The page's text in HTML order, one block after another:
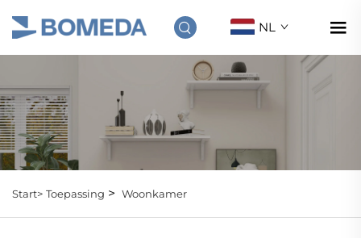
NL
Start> Toepassing > Woonkamer